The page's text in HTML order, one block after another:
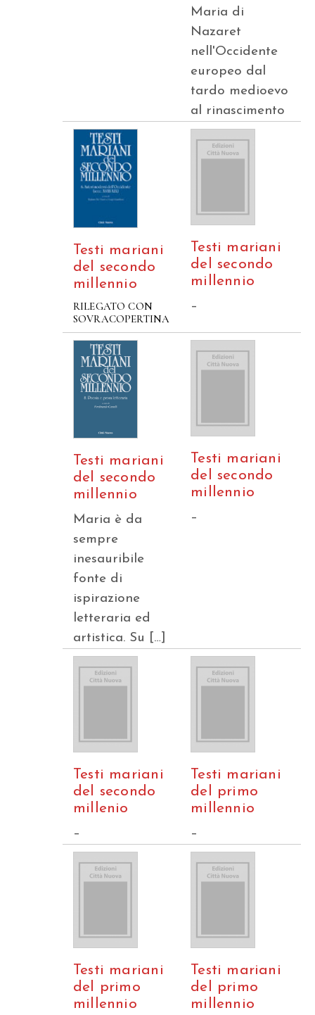
Maria di
Nazaret
nell'Occidente
europeo dal
tardo medioevo
al rinascimento
Testi mariani
del secondo
millennio
RILEGATO CON
SOVRACOPERTINA
Testi mariani
del secondo
millennio
–
Testi mariani
del secondo
millennio
Maria è da
sempre
inesauribile
fonte di
ispirazione
letteraria ed
artistica. Su […]
Testi mariani
del secondo
millennio
–
Testi mariani
del secondo
millenio
–
Testi mariani
del primo
millennio
–
Testi mariani
del primo
millennio
Testi mariani
del primo
millennio